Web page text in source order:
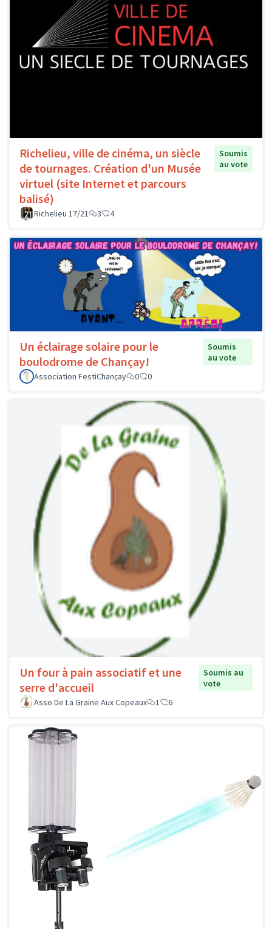
Richelieu, ville de cinéma, un siècle
de tournages. Création d'un Musée
virtuel (site Internet et parcours
balisé)
Soumis
au vote
Richelieu 17/21 3 4
Un éclairage solaire pour le
boulodrome de Chançay!
Soumis
au vote
Association FestiChançay
0 0
Un four à pain associatif et une
serre d'accueil
Soumis au
vote
Asso De La Graine Aux Copeaux
1 6